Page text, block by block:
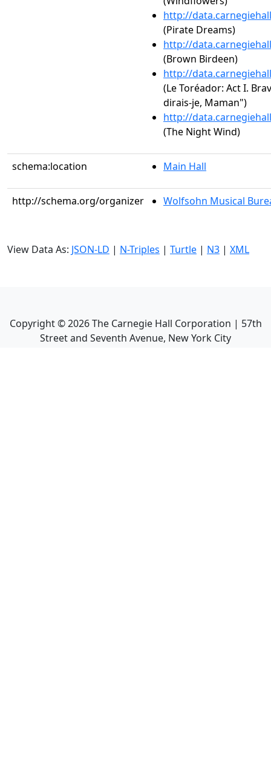
http://
(Pirate Dreams)
http://
(Brown Birdeen)
http://
(Le Toréador: Act I.
dirais-je, Maman")
http://
(The Night Wind)
schema:location Main Hall
http://schema.org/organizer Wolfsohn Musical
View Data As: JSON-LD | N-Triples | Turtle | N3 | XML
Copyright ©2026The Carnegie Hall Corporation | 57th
Street and Seventh Avenue, New York City